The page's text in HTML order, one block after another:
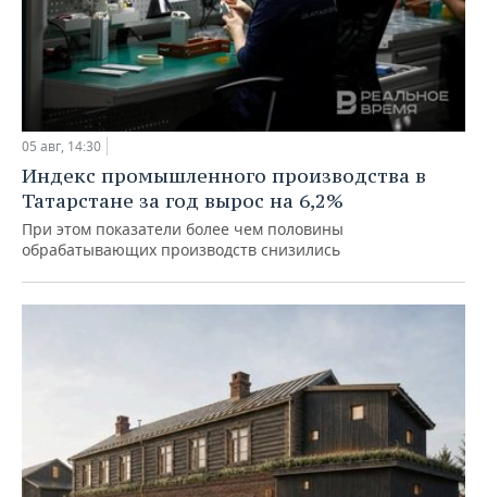
05 авг, 14:30
Индекс промышленного производства в
Татарстане за год вырос на 6,2%
При этом показатели более чем половины
обрабатывающих производств снизились